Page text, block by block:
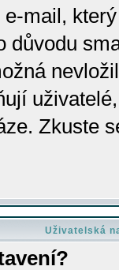
mail,
důvodu
Zkuste
Uživatelská